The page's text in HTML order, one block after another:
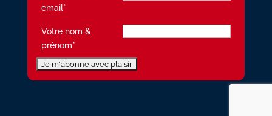
email*
Votre nom &
prénom*